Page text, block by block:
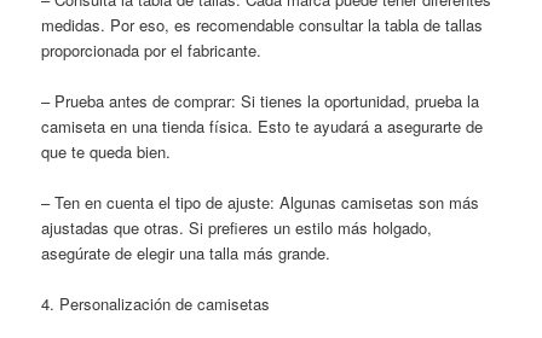
medidas. Por eso, es recomendable consultar la tabla de tallas
proporcionada por el fabricante.
– Prueba antes de comprar: Si tienes la oportunidad, prueba la
camiseta en una tienda física. Esto te ayudará a asegurarte de
que te queda bien.
– Ten en cuenta el tipo de ajuste: Algunas camisetas son más
ajustadas que otras. Si prefieres un estilo más holgado,
asegúrate de elegir una talla más grande.
4. Personalización de camisetas